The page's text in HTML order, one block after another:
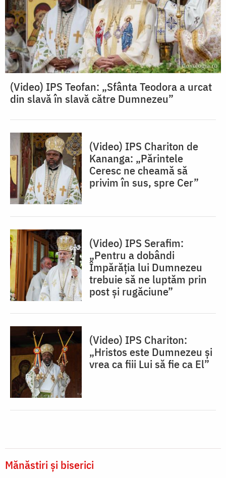
(Video) IPS Teofan: „Sfânta Teodora a urcat
din slavă în slavă către Dumnezeu”
(Video) IPS Chariton de
Kananga: „Părintele
Ceresc ne cheamă să
privim în sus, spre Cer”
(Video) IPS Serafim:
„Pentru a dobândi
Împărăția lui Dumnezeu
trebuie să ne luptăm prin
post și rugăciune”
(Video) IPS Chariton:
„Hristos este Dumnezeu și
vrea ca fiii Lui să fie ca El”
Mănăstiri și biserici